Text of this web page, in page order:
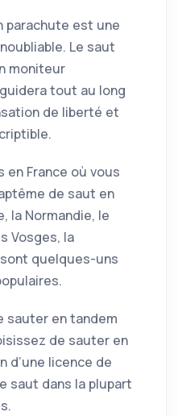
parachute est une
Le saut
moniteur
tout au long
de liberté et
en France où vous
de saut en
la Normandie, le
Vosges, la
quelques-uns
sauter en tandem
de sauter en
d’une licence de
saut dans la plupart